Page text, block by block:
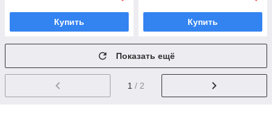
Купить Купить
Показать ещё
1 / 2